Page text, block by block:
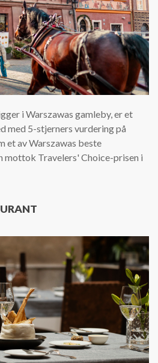
i Warszawas gamleby, er et
med 5-stjerners vurdering på
et av Warszawas beste
mottok Travelers' Choice-prisen i